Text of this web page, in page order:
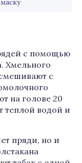
с помощью
Хмельного
с
на голове 20
теплой водой и
пряди, но и